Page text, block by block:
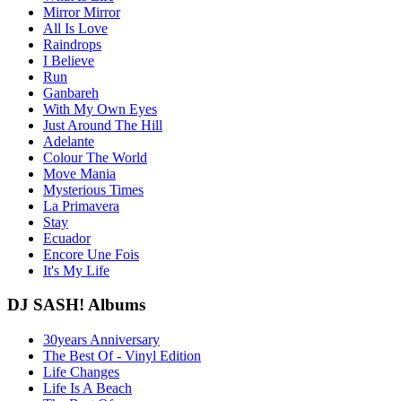
Mirror Mirror
All Is Love
Raindrops
I Believe
Run
Ganbareh
With My Own Eyes
Just Around The Hill
Adelante
Colour The World
Move Mania
Mysterious Times
La Primavera
Stay
Ecuador
Encore Une Fois
It's My Life
DJ SASH! Albums
30years Anniversary
The Best Of - Vinyl Edition
Life Changes
Life Is A Beach